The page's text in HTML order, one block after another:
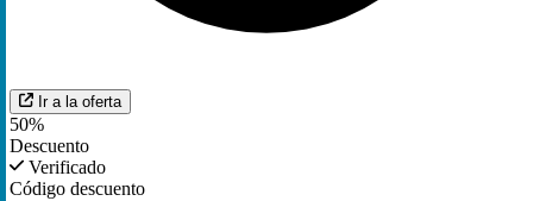
Ir a la oferta
50%
Descuento
Verificado
Código descuento